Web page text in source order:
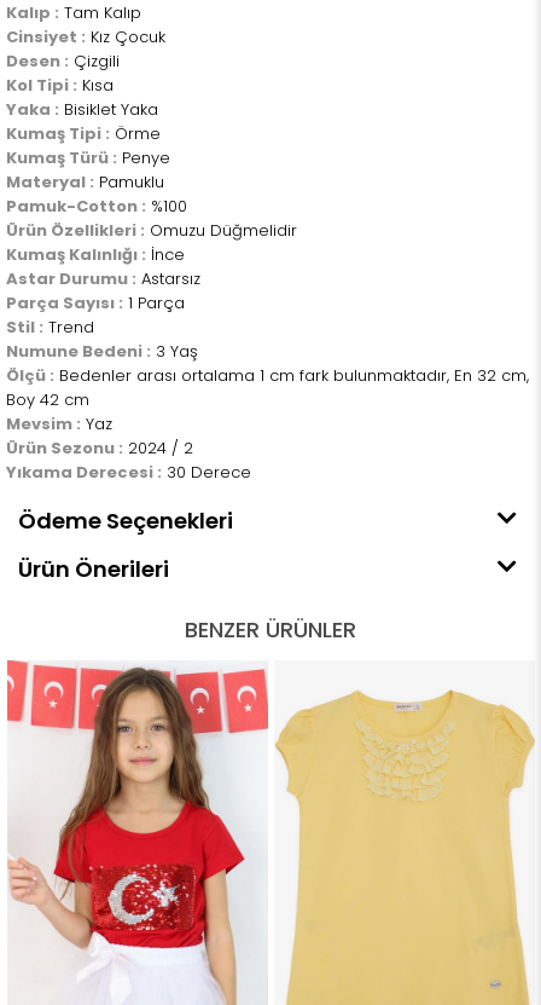
Kalıp : Tam Kalıp
Cinsiyet : Kız Çocuk
Desen : Çizgili
Kol Tipi : Kısa
Yaka : Bisiklet Yaka
Kumaş Tipi : Örme
Kumaş Türü : Penye
Materyal : Pamuklu
Pamuk-Cotton : %100
Ürün Özellikleri : Omuzu Düğmelidir
Kumaş Kalınlığı : İnce
Astar Durumu : Astarsız
Parça Sayısı : 1 Parça
Stil : Trend
Numune Bedeni : 3 Yaş
Ölçü : Bedenler arası ortalama 1 cm fark bulunmaktadır, En 32 cm,
Boy 42 cm
Mevsim : Yaz
Ürün Sezonu : 2024 / 2
Yıkama Derecesi : 30 Derece
Ödeme Seçenekleri
Ürün Önerileri
BENZER ÜRÜNLER